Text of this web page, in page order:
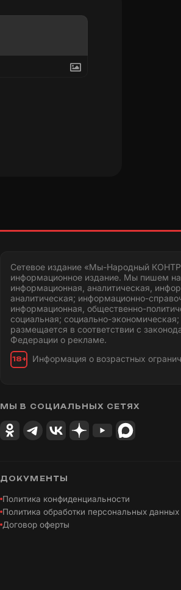
Сетевое издание «Мы-Народный
информационное издание. Мы пишем
информационная, аналитическая,
аналитическая; информационно-
информационная, общественно-
социальная; социально-
размещается в соответствии с
Федерации о рекламе.
18+ Информация о возрастных
МЫ В СОЦИАЛЬНЫХ СЕТЯХ
ДОКУМЕНТЫ
Политика конфиденциальности
Политика обработки персональных данных
Договор оферты